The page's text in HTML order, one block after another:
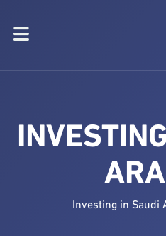
Investing in Saudi